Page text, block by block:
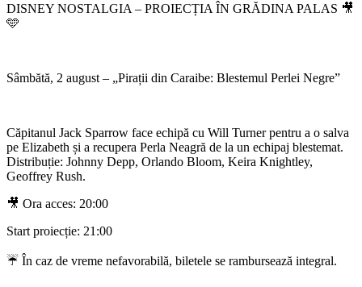
DISNEY NOSTALGIA – PROIECȚIA ÎN GRĂDINA PALAS 🎥
🩵
Sâmbătă, 2 august – „Pirații din Caraibe: Blestemul Perlei Negre”
Căpitanul Jack Sparrow face echipă cu Will Turner pentru a o salva
pe Elizabeth și a recupera Perla Neagră de la un echipaj blestemat.
Distribuție: Johnny Depp, Orlando Bloom, Keira Knightley,
Geoffrey Rush.
🎥 Ora acces: 20:00
Start proiecție: 21:00
☔ În caz de vreme nefavorabilă, biletele se rambursează integral.